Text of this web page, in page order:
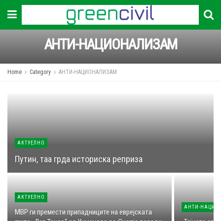
АНТИ-НАЦИОНАЛИЗАМ
Home Category АНТИ-НАЦИОНАЛИЗАМ
АКТУЕЛНО
Путин, таа грда историска реприза
АКТУЕЛНО
МВР ги премести припадниците на еврејската
АНТИ-